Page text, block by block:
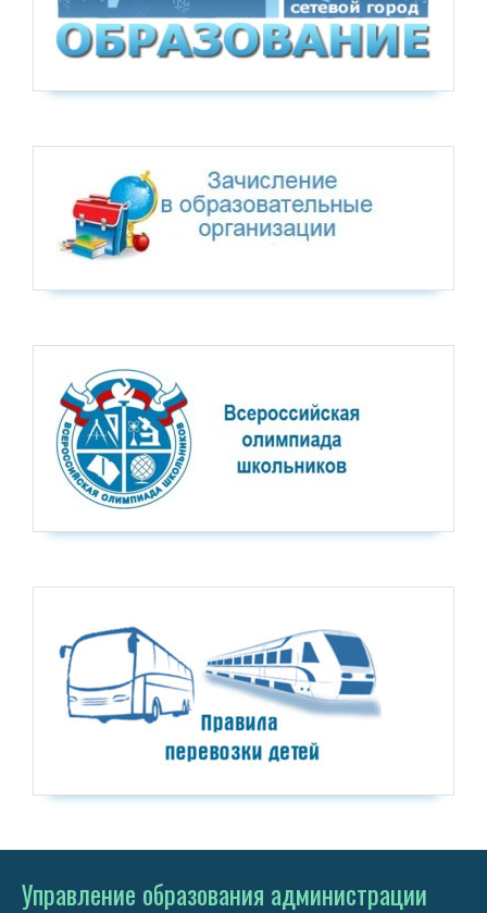
Управление образования администрации